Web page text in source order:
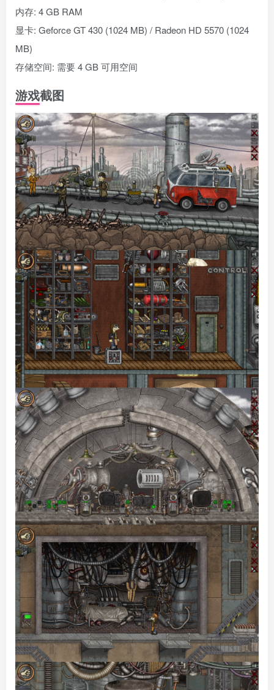
内存: 4 GB RAM
显卡: Geforce GT 430 (1024 MB) / Radeon HD 5570 (1024
MB)
存储空间: 需要 4 GB 可用空间
游戏截图